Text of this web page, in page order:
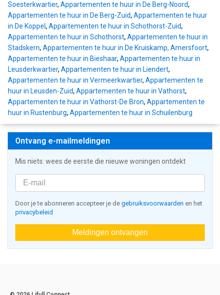
Soesterkwartier, Appartementen te huur in De Berg-Noord,
Appartementen te huur in De Berg-Zuid, Appartementen te huur
in De Koppel , Appartementen te huur in Schothorst-Zuid,
Appartementen te huur in Schothorst, Appartementen te huur in
Stadskern, Appartementen te huur in De Kruiskamp, Amersfoort,
Appartementen te huur in Bieshaar, Appartementen te huur in
Leusderkwartier, Appartementen te huur in Liendert,
Appartementen te huur in Vermeerkwartier, Appartementen te
huur in Leusden-Zuid, Appartementen te huur in Vathorst,
Appartementen te huur in Vathorst-De Bron, Appartementen te
huur in Rustenburg, Appartementen te huur in Schuilenburg
Ontvang e-mailmeldingen
Mis niets: wees de eerste die nieuwe woningen ontdekt
Door je te abonneren accepteer je de gebruiksvoorwaarden en het
privacybeleid
Meldingen ontvangen